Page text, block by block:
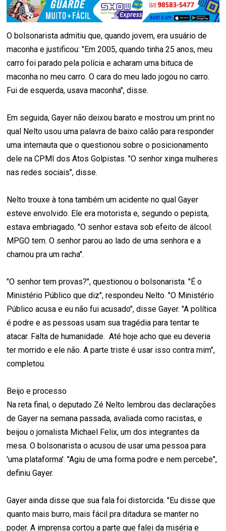
O bolsonarista admitiu que, quando jovem, era usuário de
maconha e justificou: "Em 2005, quando tinha 25 anos, meu
carro foi parado pela polícia e acharam uma bituca de
maconha no meu carro. O cara do meu lado jogou no carro.
Fui de esquerda, usava maconha", disse.
Em seguida, Gayer não deixou barato e mostrou um print no
qual Nelto usou uma palavra de baixo calão para responder
uma internauta que o questionou sobre o posicionamento
dele na CPMI dos Atos Golpistas. "O senhor xinga mulheres
nas redes sociais", disse.
Nelto trouxe à tona também um acidente no qual Gayer
esteve envolvido. Ele era motorista e, segundo o pepista,
estava embriagado. "O senhor estava sob efeito de álcool.
MPGO tem. O senhor parou ao lado de uma senhora e a
chamou pra um racha".
"O senhor tem provas?", questionou o bolsonarista. "É o
Ministério Público que diz", respondeu Nelto. "O Ministério
Público acusa e eu não fui acusado", disse Gayer. "A política
é podre e as pessoas usam sua tragédia para tentar te
atacar. Falta de humanidade. Até hoje acho que eu deveria
ter morrido e ele não. A parte triste é usar isso contra mim",
completou.
Beijo e processo
Na reta final, o deputado Zé Nelto lembrou das declarações
de Gayer na semana passada, avaliada como racistas, e
beijou o jornalista Michael Felix, um dos integrantes da
mesa. O bolsonarista o acusou de usar uma pessoa para
'uma plataforma'. "Agiu de uma forma podre e nem percebe",
definiu Gayer.
Gayer ainda disse que sua fala foi distorcida. "Eu disse que
quanto mais burro, mais fácil pra ditadura se manter no
poder. A imprensa cortou a parte que falei da miséria e